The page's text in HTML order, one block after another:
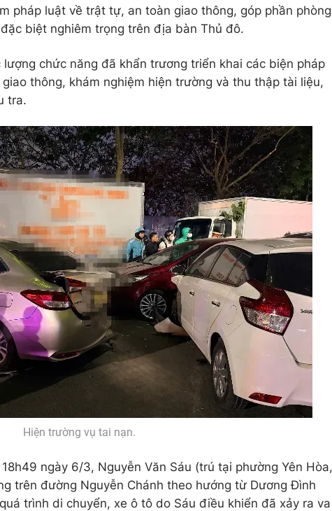
pháp luật về trật tự, an toàn giao thông, góp phần phòng
biệt nghiêm trọng trên địa bàn Thủ đô.
chức năng đã khẩn trương triển khai các biện pháp
thông, khám nghiệm hiện trường và thu thập tài liệu,
tra.
Hiện trường vụ tai nạn.
ngày 6/3, Nguyễn Văn Sáu (trú tại phường Yên Hòa,
trên đường Nguyễn Chánh theo hướng từ Dương Đình
trình di chuyển, xe ô tô do Sáu điều khiển đã xảy ra va